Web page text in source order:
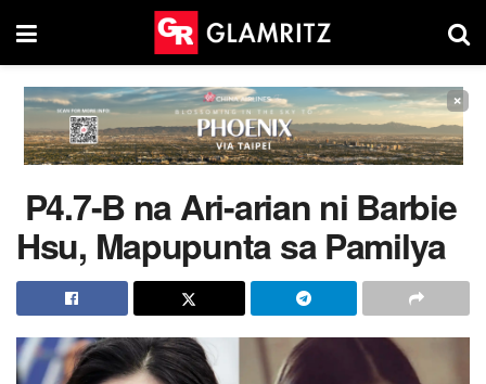
×
P4.7-B na Ari-arian ni Barbie
Hsu, Mapupunta sa Pamilya